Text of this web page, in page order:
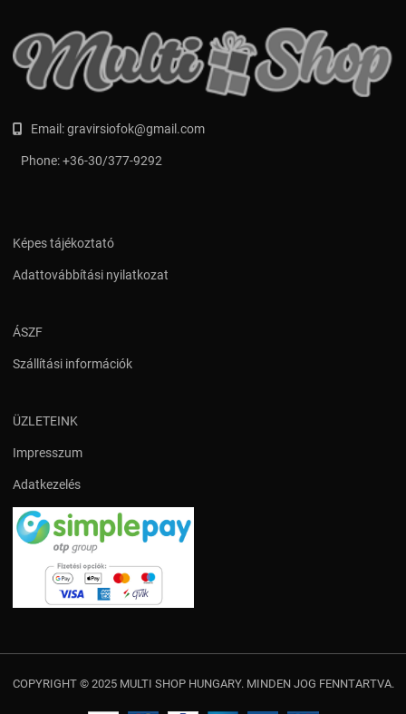
Email:gravirsiofok@gmail.com
Phone:+36-30/377-9292
Képes tájékoztató
Adattovábbítási nyilatkozat
ÁSZF
Szállítási információk
ÜZLETEINK
Impresszum
Adatkezelés
COPYRIGHT © 2025 MULTI SHOP HUNGARY. MINDEN JOG FENNTARTVA.